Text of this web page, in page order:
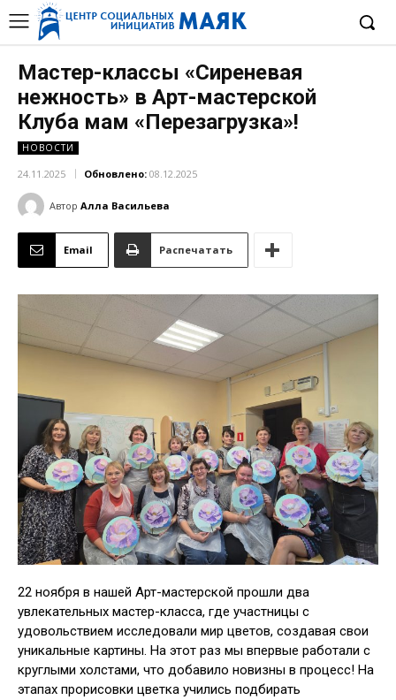
Мастер-классы «Сиреневая
нежность» в Арт-мастерской
Клуба мам «Перезагрузка»!
НОВОСТИ
24.11.2025 Обновлено: 08.12.2025
Автор Алла Васильева
Email Распечатать
22 ноября в нашей Арт-мастерской прошли два
увлекательных мастер-класса, где участницы с
удовольствием исследовали мир цветов, создавая свои
уникальные картины. На этот раз мы впервые работали с
круглыми холстами, что добавило новизны в процесс! На
этапах прорисовки цветка учились подбирать